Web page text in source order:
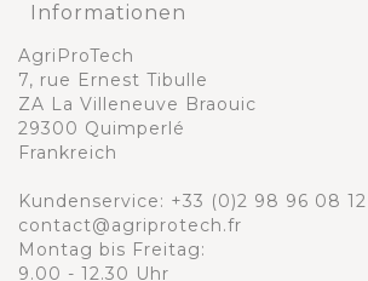
Informationen
AgriProTech
7, rue Ernest Tibulle
ZA La Villeneuve Braouic
29300 Quimperlé
Frankreich
Kundenservice: +33 (0)2 98 96 08 12
contact@agriprotech.fr
Montag bis Freitag:
9.00 - 12.30 Uhr